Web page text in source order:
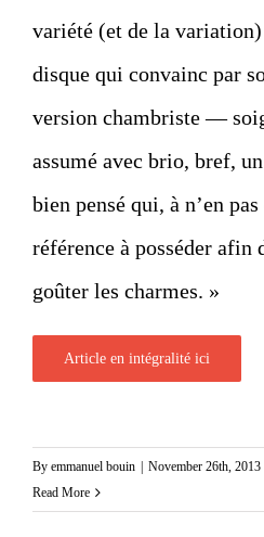
variété (et de la variation)
disque qui convainc par
version chambriste —
assumé avec brio, bref,
bien pensé qui, à n’en
référence à posséder afin
goûter les charmes. »
Article en intégralité ici
By emmanuel bouin November 26th, 2013
Read More